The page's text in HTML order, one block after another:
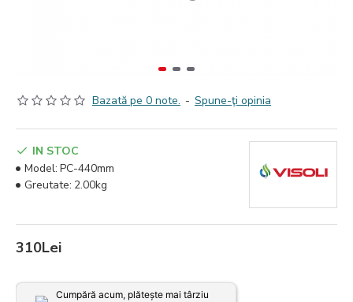
Bazată pe 0 note. - Spune-ţi opinia
310Lei
IN STOC
Model: PC-440mm
Greutate: 2.00kg
Cumpără acum, plătește mai târziu